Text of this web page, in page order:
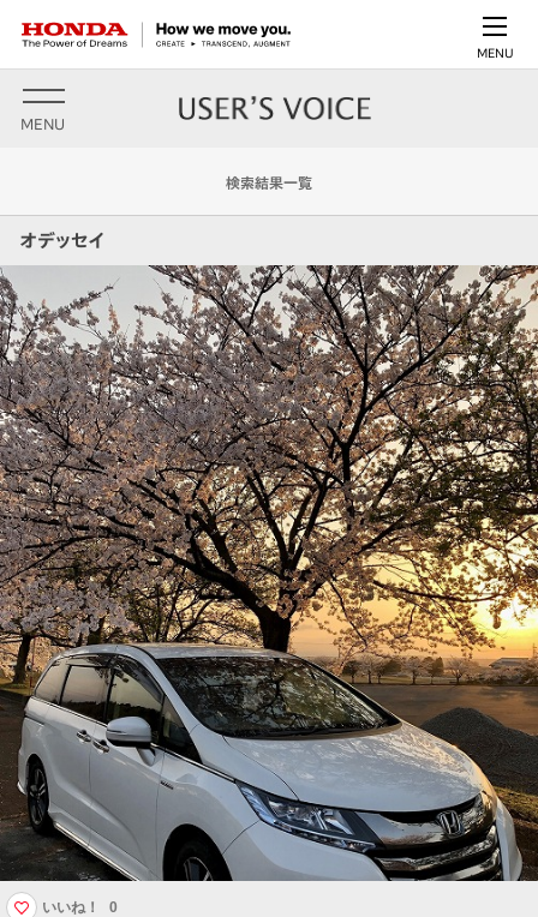
MENU
MENU
検索結果一覧
オデッセイ
いいね！ 0